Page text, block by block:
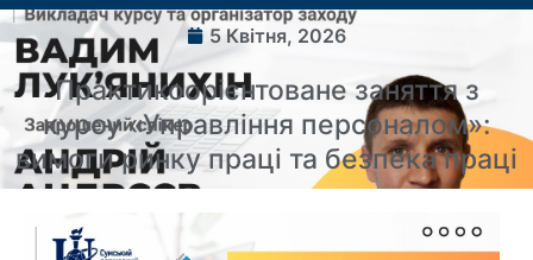
5 Квітня, 2026
Практикоорієнтоване заняття з
курсу «Управління персоналом»:
вимоги ринку праці та безпека праці